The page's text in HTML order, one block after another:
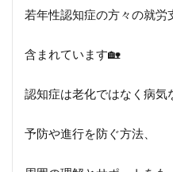
若年性認知症の方々の就労
含まれています🏡
認知症は老化ではなく病気
予防や進行を防ぐ方法、